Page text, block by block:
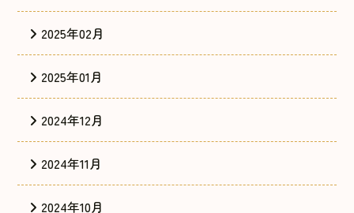
2025年02月
2025年01月
2024年12月
2024年11月
2024年10月